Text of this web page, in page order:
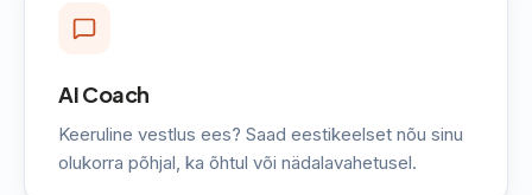
AI Coach
Keeruline vestlus ees? Saad eestikeelset nõu sinu
olukorra põhjal, ka õhtul või nädalavahetusel.